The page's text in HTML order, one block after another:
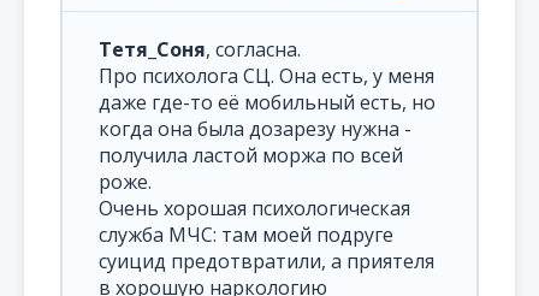
Тетя_Соня, согласна.
Про психолога СЦ. Она есть, у меня
даже где-то её мобильный есть, но
когда она была дозарезу нужна -
получила ластой моржа по всей
роже.
Очень хорошая психологическая
служба МЧС: там моей подруге
суицид предотвратили, а приятеля
в хорошую наркологию